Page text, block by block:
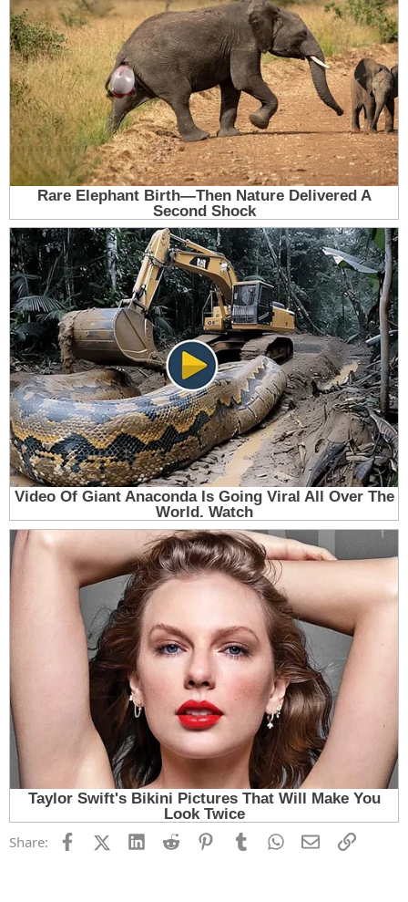
Share: FacebookX (Twitter)
LinkedInReddit PinterestTumblrWhatsApp
EmailLink